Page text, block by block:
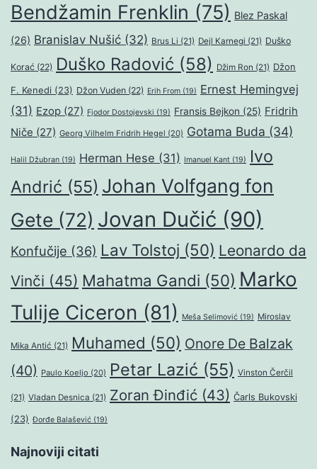
Bendžamin Frenklin (75) Blez Paskal
(26) Branislav Nušić (32) Brus Li (21) Dejl Karnegi (21) Duško
Korać (22) Duško Radović (58) Džim Ron (21) Džon
F. Kenedi (23) Džon Vuden (22) Erih From (19) Ernest Hemingvej
(31) Ezop (27) Fjodor Dostojevski (19) Fransis Bejkon (25) Fridrih
Niče (27) Georg Vilhelm Fridrih Hegel (20) Gotama Buda (34)
Halil Džubran (19) Herman Hese (31) Imanuel Kant (19)
Ivo
Andrić (55) Johan Volfgang fon
Gete (72) Jovan Dučić (90)
Konfučije (36) Lav Tolstoj (50) Leonardo da
Vinči (45) Mahatma Gandi (50) Marko
Tulije Ciceron (81) Meša Selimović (19) Miroslav
Mika Antić (21) Muhamed (50) Onore De Balzak
(40) Paulo Koeljo (20) Petar Lazić (55) Vinston Čerčil
(21) Vladan Desnica (21) Zoran Đinđić (43) Čarls Bukovski
(23) Đorđe Balašević (19)
Najnoviji citati